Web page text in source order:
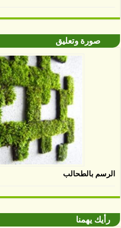
صورة وتعليق
الرسم بالطحالب
رأيك يهمنا